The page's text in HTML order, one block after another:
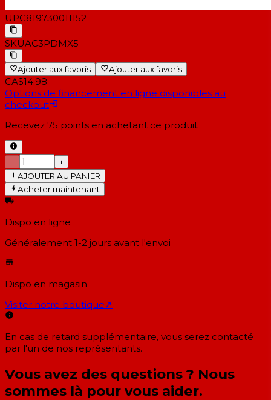
UPC819730011152
SKUAC3PDMX5
Ajouter aux favoris Ajouter aux favoris
CA$14.98
Options de financement en ligne disponibles au
checkout
Recevez 75 points en achetant ce produit
−
+
AJOUTER AU PANIER
Acheter maintenant
Dispo en ligne
Généralement 1-2 jours avant l'envoi
Dispo en magasin
Visiter notre boutique↗
En cas de retard supplémentaire, vous serez contacté
par l'un de nos représentants.
Vous avez des questions ? Nous
sommes là pour vous aider.